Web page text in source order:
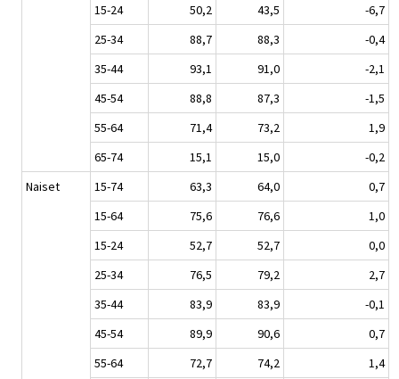
15-24
50,2 43,5
-6,7
25-34
88,7 88,3
-0,4
35-44
93,1 91,0
-2,1
45-54
88,8 87,3
-1,5
55-64
71,4 73,2
1,9
65-74
15,1 15,0
-0,2
Naiset
15-74 63,3 64,0
0,7
15-64
75,6 76,6
1,0
15-24
52,7 52,7
0,0
25-34
76,5 79,2
2,7
35-44
83,9 83,9
-0,1
45-54
89,9 90,6
0,7
55-64
72,7 74,2
1,4